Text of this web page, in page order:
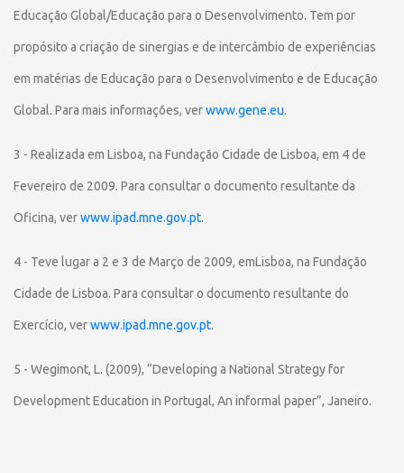
Educação Global/Educação para o Desenvolvimento. Tem por
propósito a criação de sinergias e de intercâmbio de experiências
em matérias de Educação para o Desenvolvimento e de Educação
Global. Para mais informações, verwww.gene.eu.
3 - Realizada em Lisboa, na Fundação Cidade de Lisboa, em 4 de
Fevereiro de 2009. Para consultar o documento resultante da
Oficina, verwww.ipad.mne.gov.pt.
4 - Teve lugar a 2 e 3 de Março de 2009, emLisboa, na Fundação
Cidade de Lisboa. Para consultar o documento resultante do
Exercício, verwww.ipad.mne.gov.pt.
5 - Wegimont, L. (2009), “Developing a National Strategy for
Development Education in Portugal, An informal paper”, Janeiro.